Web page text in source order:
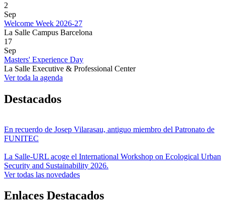
2
Sep
Welcome Week 2026-27
La Salle Campus Barcelona
17
Sep
Masters' Experience Day
La Salle Executive & Professional Center
Ver toda la agenda
Destacados
En recuerdo de Josep Vilarasau, antiguo miembro del Patronato de
FUNITEC
La Salle-URL acoge el International Workshop on Ecological Urban
Security and Sustainability 2026.
Ver todas las novedades
Enlaces Destacados